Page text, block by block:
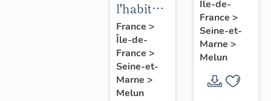
l'habitat
à Melun
France >
Île-de-
France >
Seine-et-
Marne >
Melun
de
Melun
Île-de-
France >
Seine-et-
Marne >
Melun